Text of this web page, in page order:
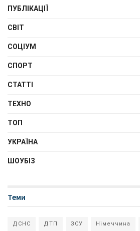
ПУБЛІКАЦІЇ
СВІТ
СОЦІУМ
СПОРТ
СТАТТІ
ТЕХНО
ТОП
УКРАЇНА
ШОУБІЗ
Теми
ДСНС ДТП ЗСУ Німеччина